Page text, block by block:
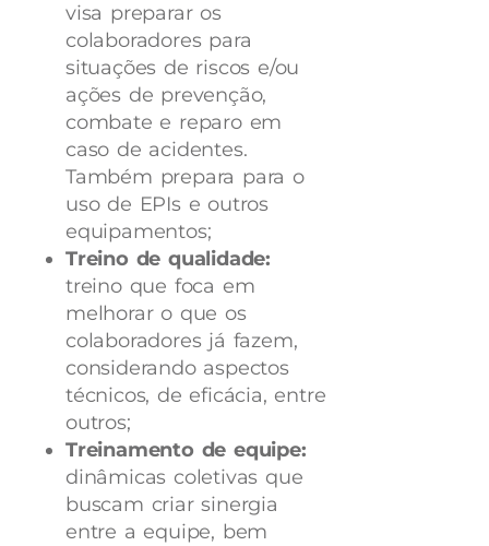
visa preparar os
colaboradores para
situações de riscos e/ou
ações de prevenção,
combate e reparo em
caso de acidentes.
Também prepara para o
uso de EPIs e outros
equipamentos;
Treino de qualidade:
treino que foca em
melhorar o que os
colaboradores já fazem,
considerando aspectos
técnicos, de eficácia, entre
outros;
Treinamento de equipe:
dinâmicas coletivas que
buscam criar sinergia
entre a equipe, bem